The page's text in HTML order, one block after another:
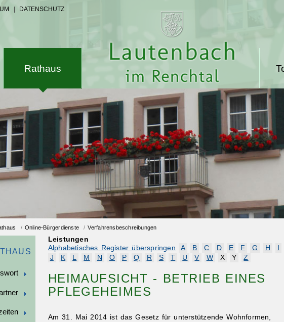
DATENSCHUTZ
Rathaus
/ Online-Bürgerdienste /Verfahrensbeschreibungen
Leistungen
Alphabetisches Register überspringen
A B C D E F G H
J
K L M N O P Q R S T U V W X Y Z
HEIMAUFSICHT - BETRIEB EINES
PFLEGEHEIMES
Am 31. Mai 2014 ist das Gesetz für unterstützende Wohnformen,